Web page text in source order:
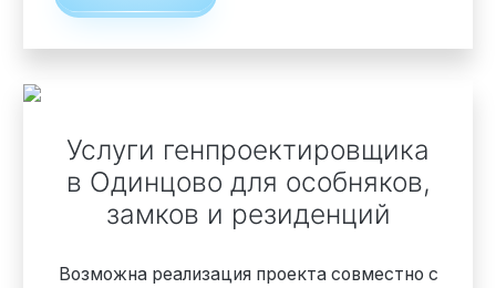
Дома Бизнес-класса
Услуги генпроектировщика
в Одинцово для особняков,
замков и резиденций
Возможна реализация проекта совместно с